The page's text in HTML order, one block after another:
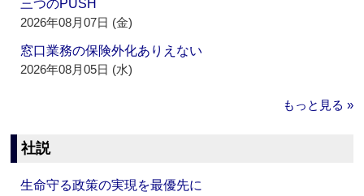
三つのPUSH
2026年08月07日 (金)
窓口業務の保険外化ありえない
2026年08月05日 (水)
もっと見る »
社説
生命守る政策の実現を最優先に